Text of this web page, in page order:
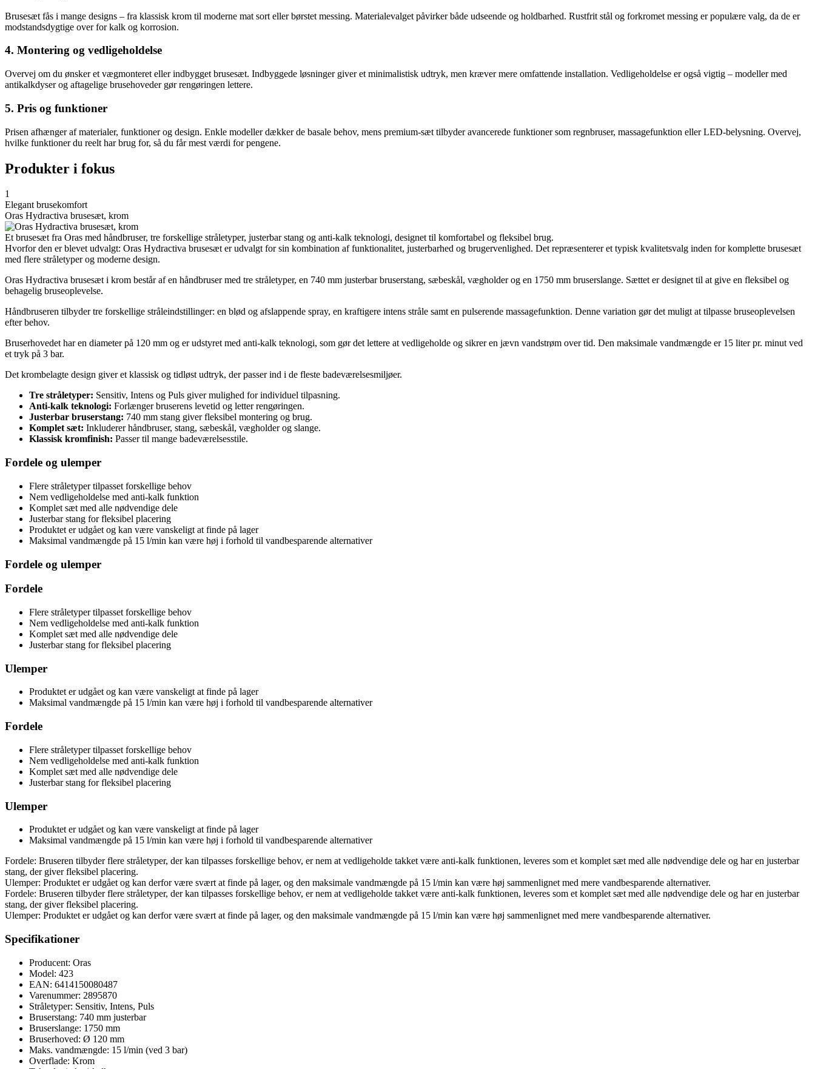
Brusesæt fås i mange designs – fra klassisk krom til moderne mat sort eller børstet messing. Materialevalget påvirker både udseende og holdbarhed. Rustfrit stål og forkromet messing er populære valg, da de er
modstandsdygtige over for kalk og korrosion.
4. Montering og vedligeholdelse
Overvej om du ønsker et vægmonteret eller indbygget brusesæt. Indbyggede løsninger giver et minimalistisk udtryk, men kræver mere omfattende installation. Vedligeholdelse er også vigtig – modeller med
antikalkdyser og aftagelige brusehoveder gør rengøringen lettere.
5. Pris og funktioner
Prisen afhænger af materialer, funktioner og design. Enkle modeller dækker de basale behov, mens premium-sæt tilbyder avancerede funktioner som regnbruser, massagefunktion eller LED-belysning. Overvej,
hvilke funktioner du reelt har brug for, så du får mest værdi for pengene.
Produkter i fokus
1
Elegant brusekomfort
Oras Hydractiva brusesæt, krom
Et brusesæt fra Oras med håndbruser, tre forskellige stråletyper, justerbar stang og anti-kalk teknologi, designet til komfortabel og fleksibel brug.
Hvorfor den er blevet udvalgt: Oras Hydractiva brusesæt er udvalgt for sin kombination af funktionalitet, justerbarhed og brugervenlighed. Det repræsenterer et typisk kvalitetsvalg inden for komplette brusesæt
med flere stråletyper og moderne design.
Oras Hydractiva brusesæt i krom består af en håndbruser med tre stråletyper, en 740 mm justerbar bruserstang, sæbeskål, vægholder og en 1750 mm bruserslange. Sættet er designet til at give en fleksibel og
behagelig bruseoplevelse.
Håndbruseren tilbyder tre forskellige stråleindstillinger: en blød og afslappende spray, en kraftigere intens stråle samt en pulserende massagefunktion. Denne variation gør det muligt at tilpasse bruseoplevelsen
efter behov.
Bruserhovedet har en diameter på 120 mm og er udstyret med anti-kalk teknologi, som gør det lettere at vedligeholde og sikrer en jævn vandstrøm over tid. Den maksimale vandmængde er 15 liter pr. minut ved
et tryk på 3 bar.
Det krombelagte design giver et klassisk og tidløst udtryk, der passer ind i de fleste badeværelsesmiljøer.
Tre stråletyper: Sensitiv, Intens og Puls giver mulighed for individuel tilpasning.
Anti-kalk teknologi: Forlænger bruserens levetid og letter rengøringen.
Justerbar bruserstang: 740 mm stang giver fleksibel montering og brug.
Komplet sæt: Inkluderer håndbruser, stang, sæbeskål, vægholder og slange.
Klassisk kromfinish: Passer til mange badeværelsesstile.
Fordele og ulemper
Flere stråletyper tilpasset forskellige behov
Nem vedligeholdelse med anti-kalk funktion
Komplet sæt med alle nødvendige dele
Justerbar stang for fleksibel placering
Produktet er udgået og kan være vanskeligt at finde på lager
Maksimal vandmængde på 15 l/min kan være høj i forhold til vandbesparende alternativer
Fordele og ulemper
Fordele
Flere stråletyper tilpasset forskellige behov
Nem vedligeholdelse med anti-kalk funktion
Komplet sæt med alle nødvendige dele
Justerbar stang for fleksibel placering
Ulemper
Produktet er udgået og kan være vanskeligt at finde på lager
Maksimal vandmængde på 15 l/min kan være høj i forhold til vandbesparende alternativer
Fordele
Flere stråletyper tilpasset forskellige behov
Nem vedligeholdelse med anti-kalk funktion
Komplet sæt med alle nødvendige dele
Justerbar stang for fleksibel placering
Ulemper
Produktet er udgået og kan være vanskeligt at finde på lager
Maksimal vandmængde på 15 l/min kan være høj i forhold til vandbesparende alternativer
Fordele: Bruseren tilbyder flere stråletyper, der kan tilpasses forskellige behov, er nem at vedligeholde takket være anti-kalk funktionen, leveres som et komplet sæt med alle nødvendige dele og har en justerbar
stang, der giver fleksibel placering.
Ulemper: Produktet er udgået og kan derfor være svært at finde på lager, og den maksimale vandmængde på 15 l/min kan være høj sammenlignet med mere vandbesparende alternativer.
Fordele: Bruseren tilbyder flere stråletyper, der kan tilpasses forskellige behov, er nem at vedligeholde takket være anti-kalk funktionen, leveres som et komplet sæt med alle nødvendige dele og har en justerbar
stang, der giver fleksibel placering.
Ulemper: Produktet er udgået og kan derfor være svært at finde på lager, og den maksimale vandmængde på 15 l/min kan være høj sammenlignet med mere vandbesparende alternativer.
Specifikationer
Producent: Oras
Model: 423
EAN: 6414150080487
Varenummer: 2895870
Stråletyper: Sensitiv, Intens, Puls
Bruserstang: 740 mm justerbar
Bruserslange: 1750 mm
Bruserhoved: Ø 120 mm
Maks. vandmængde: 15 l/min (ved 3 bar)
Overflade: Krom